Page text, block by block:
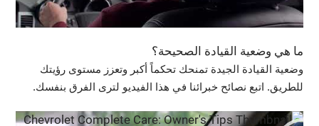
ما هي وضعية القيادة الصحيحة؟
وضعية القيادة الجيدة تمنحك تحكماً أكبر وتعزز مستوى رؤيتك
للطريق. اتبع نصائح خبرائنا في هذا الفيديو لترى الفرق بنفسك.